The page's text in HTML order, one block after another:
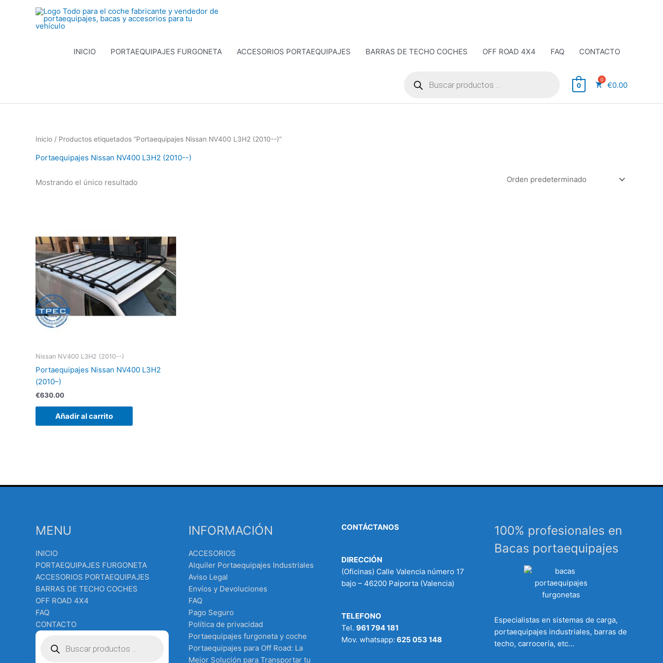
INICIO PORTAEQUIPAJES FURGONETA ACCESORIOS PORTAEQUIPAJES BARRAS DE TECHO COCHES OFF ROAD 4X4 FAQ
CONTACTO
productos 0 €0.00
Inicio / Productos etiquetados “Portaequipajes Nissan NV400 L3H2 (2010--)”
Portaequipajes Nissan NV400 L3H2 (2010--)
Mostrando el único resultado
Nissan NV400 L3H2 (2010--)
Portaequipajes Nissan NV400 L3H2
(2010–)
€630.00
Añadir al carrito
MENU
INICIO
PORTAEQUIPAJES FURGONETA
ACCESORIOS PORTAEQUIPAJES
BARRAS DE TECHO COCHES
OFF ROAD 4X4
FAQ
CONTACTO
productos
INFORMACIÓN
ACCESORIOS
Alquiler Portaequipajes Industriales
Aviso Legal
Envíos y Devoluciones
FAQ
Pago Seguro
Política de privacidad
Portaequipajes furgoneta y coche
Portaequipajes para Off Road: La
Mejor Solución para Transportar tu
CONTÁCTANOS
DIRECCIÓN
(Oficinas) Calle Valencia número 17
bajo – 46200 Paiporta (Valencia)
TELEFONO
Tel. 961 794 181
Mov. whatsapp: 625 053 148
100% profesionales en
Bacas portaequipajes
Especialistas en sistemas de carga,
portaequipajes industriales, barras de
techo, carrocería, etc…